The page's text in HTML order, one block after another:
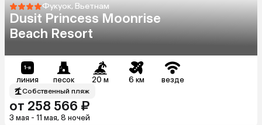
Фукуок, Вьетнам
Dusit Princess Moonrise
Beach Resort
линия песок 20 м 6 км везде
Собственный пляж
от 258 566 ₽
3 мая - 11 мая, 8 ночей